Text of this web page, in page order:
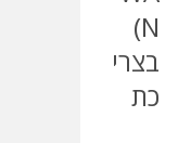
N)
בצרי
כת